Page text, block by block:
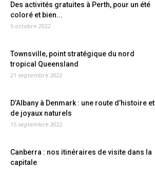
Des activités gratuites à Perth, pour un été
coloré et bien...
5 octobre 2022
Townsville, point stratégique du nord
tropical Queensland
21 septembre 2022
D’Albany à Denmark : une route d’histoire et
de joyaux naturels
15 septembre 2022
Canberra : nos itinéraires de visite dans la
capitale